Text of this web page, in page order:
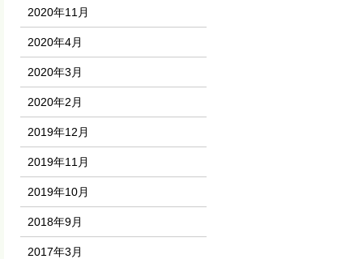
2020年11月
2020年4月
2020年3月
2020年2月
2019年12月
2019年11月
2019年10月
2018年9月
2017年3月